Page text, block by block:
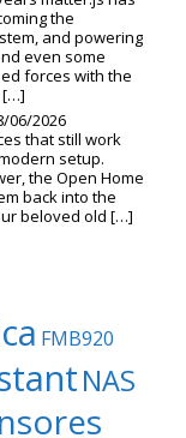
the
and powering
even some
forces with the
[…]
06/2026
that still work
setup.
the Open Home
back into the
beloved old […]
FMB920
NAS